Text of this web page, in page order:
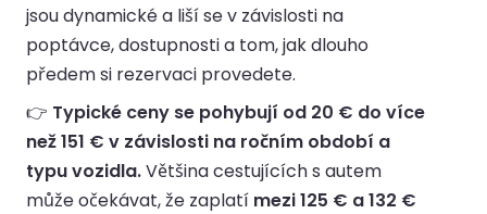
jsou dynamické a liší se v závislosti na
poptávce, dostupnosti a tom, jak dlouho
předem si rezervaci provedete.
👉 Typické ceny se pohybují od 20 € do více
než 151 € v závislosti na ročním období a
typu vozidla.Většina cestujících s autem
může očekávat, že zaplatí mezi 125 € a 132 €